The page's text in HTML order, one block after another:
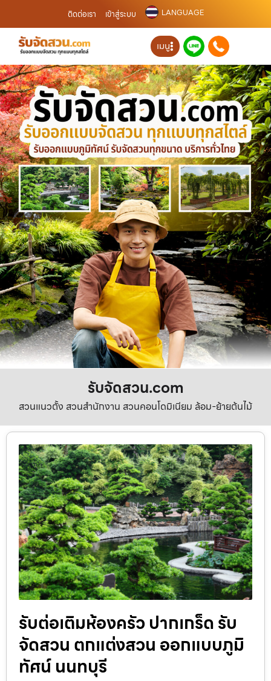
ติดต่อเรา เข้าสู่ระบบ LANGUAGE
เมนู
รับจัดสวน.com
สวนแนวตั้ง สวนสำนักงาน สวนคอนโดมิเนียม ล้อม-ย้ายต้นไม้
รับต่อเติมห้องครัว ปากเกร็ด รับ
จัดสวน ตกแต่งสวน ออกแบบภูมิ
ทัศน์ นนทบุรี